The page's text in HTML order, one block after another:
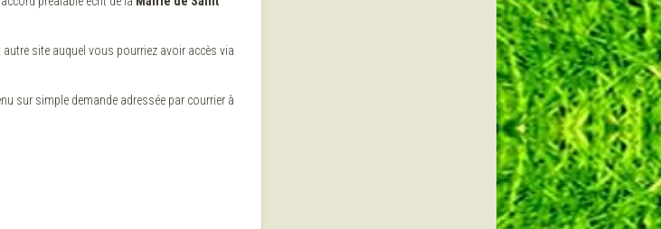
site auquel vous pourriez avoir accès via
sur simple demande adressée par courrier à